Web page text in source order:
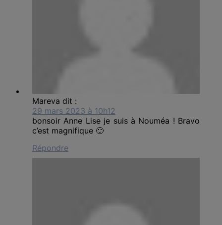
Mareva dit :
29 mars 2023 à 10h12
bonsoir Anne Lise je suis à Nouméa ! Bravo
c’est magnifique 🙂
Répondre